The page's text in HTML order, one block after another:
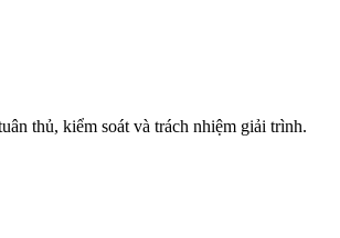
thủ, kiểm soát và trách nhiệm giải trình.